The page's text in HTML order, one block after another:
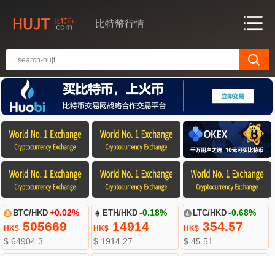
比特幣行情
BTC/HKD +0.02%
HK$505669
$ 64904.3
ETH/HKD -0.18%
HK$ 14914
$ 1914.27
LTC/HKD -0.68%
HK$354.57
$ 45.51